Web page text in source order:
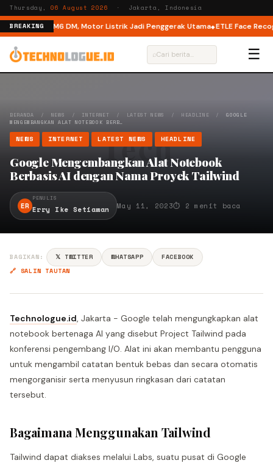
Thursday,06 August 2026 · Jakarta, Indonesia
BREAKING
Mode di M6 DM, Motor Listrik Jadi Penggerak Utama ETLE Face
⌕ ☰
BERANDA / NEWS / INTERNET / LATEST NEWS /HEADLINE /GOOGLE
MENGEMBANGKAN ALAT NOTEBOOK BERB…
NEWS INTERNET LATEST NEWS HEADLINE
Google Mengembangkan Alat Notebook
Berbasis AI dengan Nama Proyek Tailwind
ER
PENULIS
Erry Ike Setiawan May 11, 2023⏱ 2 menit baca
BAGIKAN: 𝕏 TWITTER WHATSAPP
FACEBOOK
🔗 SALIN TAUTAN
Technologue.id, Jakarta - Google telah mengungkapkan alat
notebook bertenaga AI yang disebut Project Tailwind pada
konferensi pengembang I/O. Alat ini akan membantu pengguna
untuk mengambil catatan bentuk bebas dan secara otomatis
mengorganisir serta menyusun ringkasan dari catatan
tersebut.
Bagaimana Menggunakan Tailwind
Tailwind dapat diakses melalui Labs, suatu pusat di Google